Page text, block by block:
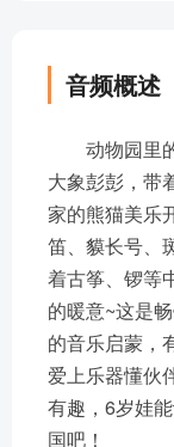
音频概述
动物园里
大象彭彭，带
家的熊猫美乐
笛、貘长号、
着古筝、锣等
的暖意~这是
的音乐启蒙，
爱上乐器懂伙
有趣，6岁娃
国吧！